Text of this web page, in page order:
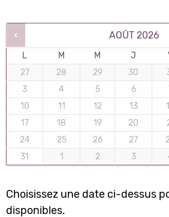
AOÛT 2026
L M M J
27
28 29 30
3
4 5 6
10
11 12 13
17
18 19 20
24
25 26 27
31
1 2 3
Choisissez une date ci-dessus
disponibles.